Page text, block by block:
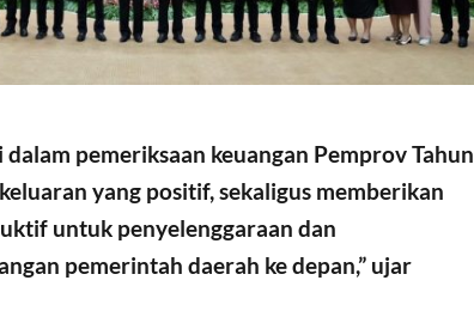
pemeriksaan keuangan Pemprov Tahun
yang positif, sekaligus memberikan
untuk penyelenggaraan dan
pemerintah daerah ke depan,” ujar